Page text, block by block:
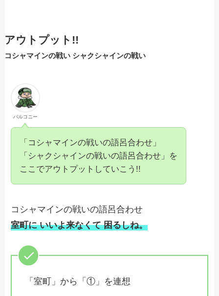
アウトプット!!
コシャマインの戦い シャクシャインの戦い
バルコニー
「コシャマインの戦いの語呂合わせ」
「シャクシャインの戦いの語呂合わせ」を
ここでアウトプットしていこう!!
コシャマインの戦いの語呂合わせ
室町に いいよ来なくて 困るしね。
「室町」から「①」を連想